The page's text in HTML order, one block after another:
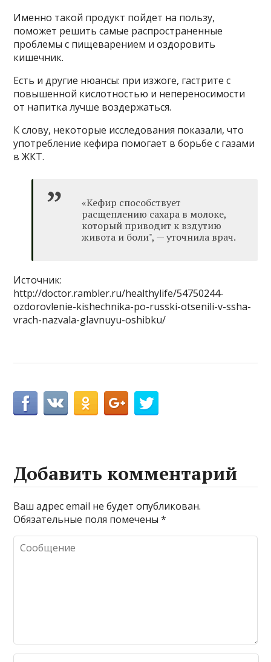
Именно такой продукт пойдет на пользу,
поможет решить самые распространенные
проблемы с пищеварением и оздоровить
кишечник.
Есть и другие нюансы: при изжоге, гастрите с
повышенной кислотностью и непереносимости
от напитка лучше воздержаться.
К слову, некоторые исследования показали, что
употребление кефира помогает в борьбе с газами
в ЖКТ.
«Кефир способствует
расщеплению сахара в молоке,
который приводит к вздутию
живота и боли", — уточнила врач.
Источник:
http://doctor.rambler.ru/healthylife/54750244-
ozdorovlenie-kishechnika-po-russki-otsenili-v-ssha-
vrach-nazvala-glavnuyu-oshibku/
Добавить комментарий
Ваш адрес email не будет опубликован.
Обязательные поля помечены*